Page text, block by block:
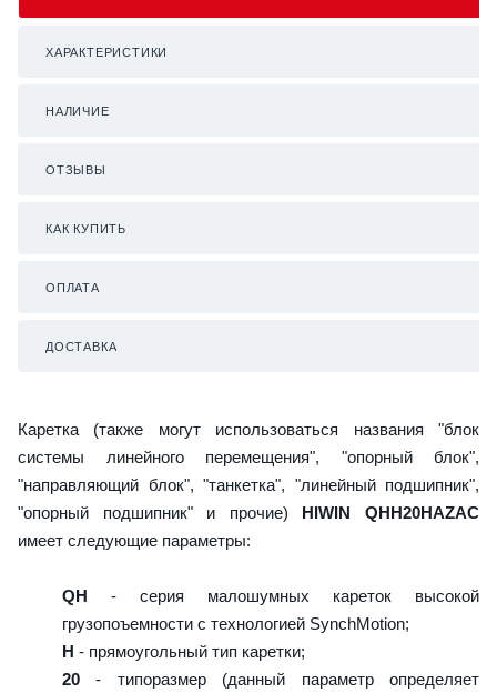
ХАРАКТЕРИСТИКИ
НАЛИЧИЕ
ОТЗЫВЫ
КАК КУПИТЬ
ОПЛАТА
ДОСТАВКА
Каретка (также могут использоваться названия "блок
системы линейного перемещения", "опорный блок",
"направляющий блок", "танкетка", "линейный подшипник",
"опорный подшипник" и прочие) HIWIN QHH20HAZAC
имеет следующие параметры:
QH - серия малошумных кареток высокой
грузопоъемности с технологией SynchMotion;
H - прямоугольный тип каретки;
20 - типоразмер (данный параметр определяет